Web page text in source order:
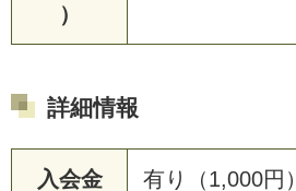
）
詳細情報
入会金
有り（1,000円）